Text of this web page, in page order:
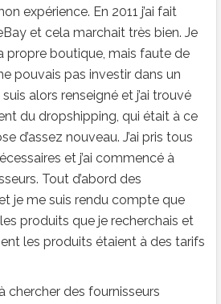
expérience. En 2011 j’ai fait
et cela marchait très bien. Je
propre boutique, mais faute de
pouvais pas investir dans un
alors renseigné et j’ai trouvé
du dropshipping, qui était à ce
d’assez nouveau. J’ai pris tous
et j’ai commencé à
Tout d’abord des
je me suis rendu compte que
produits que je recherchais et
les produits étaient à des tarifs
chercher des fournisseurs